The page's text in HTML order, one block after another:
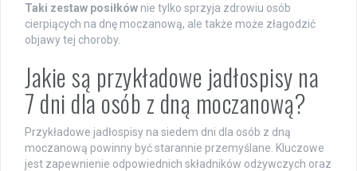
Taki zestaw posiłków nie tylko sprzyja zdrowiu osób
cierpiących na dnę moczanową, ale także może złagodzić
objawy tej choroby.
Jakie są przykładowe jadłospisy na
7 dni dla osób z dną moczanową?
Przykładowe jadłospisy na siedem dni dla osób z dną
moczanową powinny być starannie przemyślane. Kluczowe
jest zapewnienie odpowiednich składników odżywczych oraz